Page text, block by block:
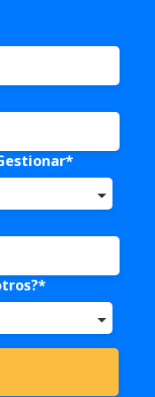
*
*